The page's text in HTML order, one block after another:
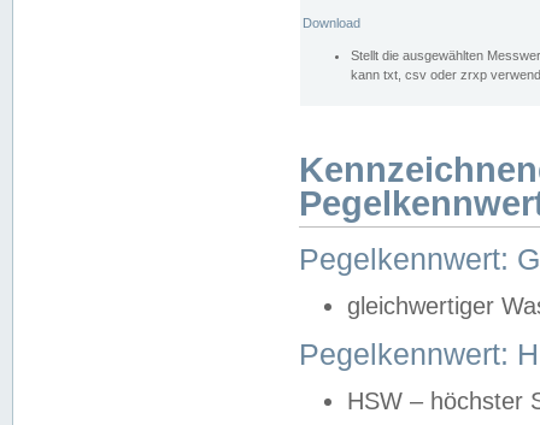
Download
Stellt die ausgewählten
kann txt, csv oder zrxp
Pegelkennwert:
gleichwertiger
Pegelkennwert:
HSW – höchster